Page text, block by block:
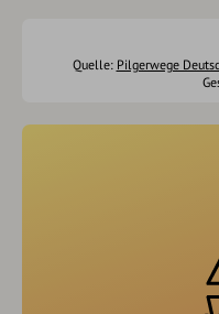
Quelle: Pilgerwege